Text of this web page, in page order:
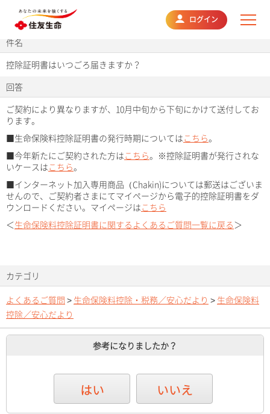
ログイン
よくあるご質問
件名
控除証明書はいつごろ届きますか？
回答
ご契約により異なりますが、10月中旬から下旬にかけて送付してお
ります。
■生命保険料控除証明書の発行時期についてはこちら。
■今年新たにご契約された方はこちら。※控除証明書が発行されな
いケースはこちら。
■インターネット加入専用商品（Chakin)については郵送はございま
せんので、ご契約者さまにてマイページから電子的控除証明書をダ
ウンロードください。マイページはこちら
＜生命保険料控除証明書に関するよくあるご質問一覧に戻る＞
カテゴリ
よくあるご質問 > 生命保険料控除・税務／安心だより > 生命保険料
控除／安心だより
参考になりましたか？
はい いいえ